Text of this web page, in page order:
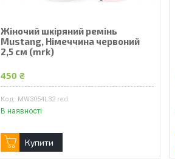
Жіночий шкіряний ремінь
Mustang, Німеччина червоний
2,5 см (mrk)
450 ₴
MW3054L32 red
В наявності
Купити